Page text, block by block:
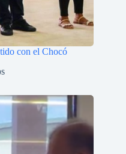
con el Chocó